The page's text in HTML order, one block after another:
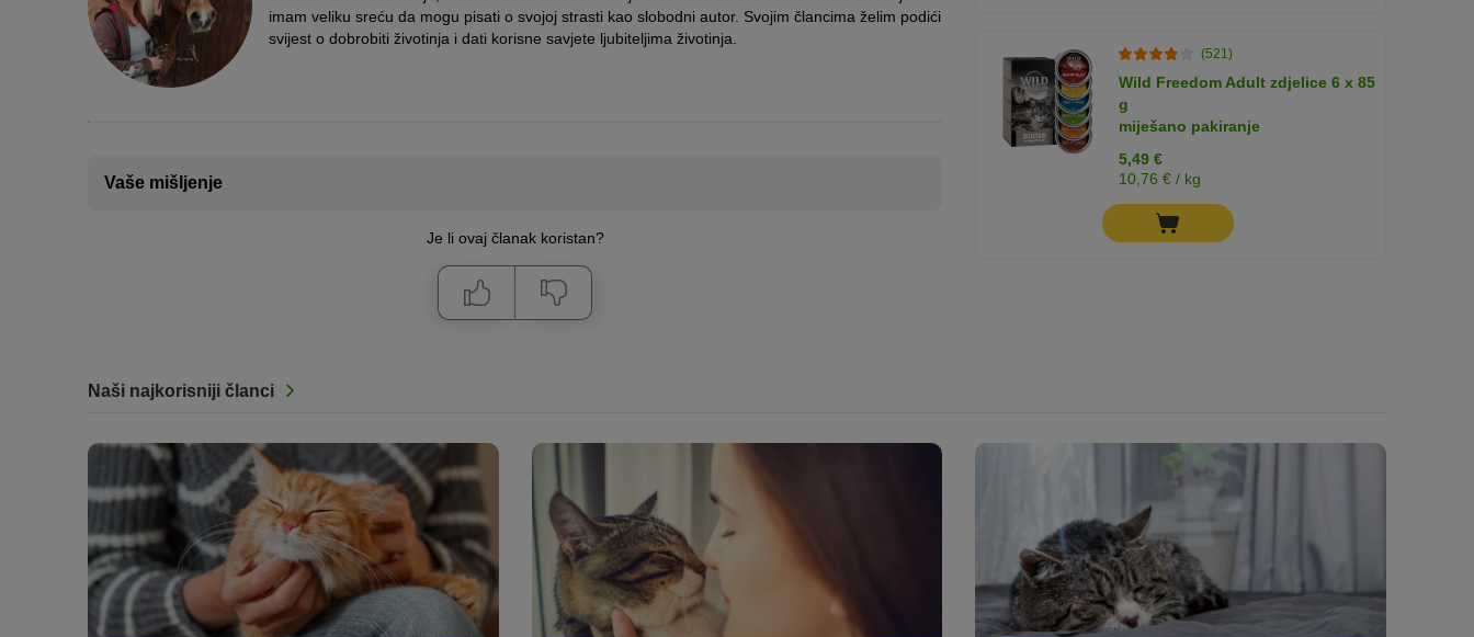
imam veliku sreću da mogu pisati o svojoj strasti kao slobodni autor. Svojim člancima želim podići
svijest o dobrobiti životinja i dati korisne savjete ljubiteljima životinja.
Vaše mišljenje
Je li ovaj članak koristan?
(521)
Wild Freedom Adult zdjelice 6 x 85
g
miješano pakiranje
5,49 €
10,76 € / kg
Naši najkorisniji članci